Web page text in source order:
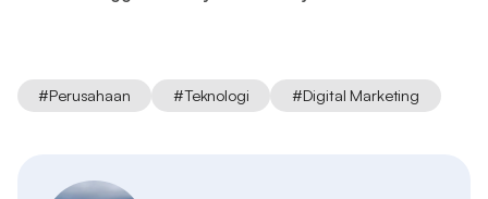
#Perusahaan #Teknologi #Digital Marketing